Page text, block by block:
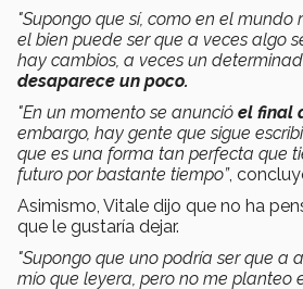
"Supongo que sí, como en el
el bien puede ser que a veces algo
hay cambios, a veces un
desaparece un poco.
"En un momento se anunció el final
embargo, hay gente que sigue
que es una forma tan perfecta que
futuro por bastante tiempo”,
Asimismo, Vitale dijo que no ha
que le gustaría dejar.
"Supongo que uno podría ser que a
mío que leyera, pero no me planteo